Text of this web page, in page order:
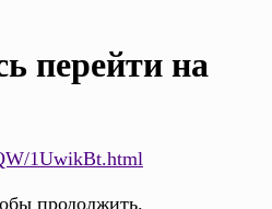
перейти на
1UwikBt.html
продолжить.